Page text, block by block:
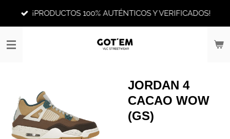
principal
¡PRODUCTOS 100% AUTÉNTICOS Y VERIFICADOS!
JORDAN 4
CACAO WOW
(GS)